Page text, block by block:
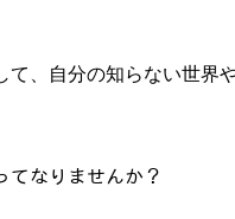
、自分の知らない世界
なりませんか？